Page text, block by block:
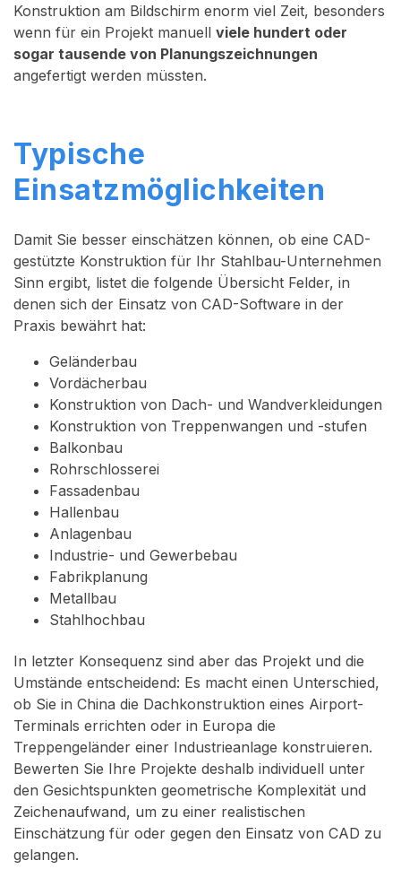
Konstruktion am Bildschirm enorm viel Zeit, besonders
wenn für ein Projekt manuell viele hundert oder
sogar tausende von Planungszeichnungen
angefertigt werden müssten.
Typische
Einsatzmöglichkeiten
Damit Sie besser einschätzen können, ob eine CAD-
gestützte Konstruktion für Ihr Stahlbau-Unternehmen
Sinn ergibt, listet die folgende Übersicht Felder, in
denen sich der Einsatz von CAD-Software in der
Praxis bewährt hat:
Geländerbau
Vordächerbau
Konstruktion von Dach- und Wandverkleidungen
Konstruktion von Treppenwangen und -stufen
Balkonbau
Rohrschlosserei
Fassadenbau
Hallenbau
Anlagenbau
Industrie- und Gewerbebau
Fabrikplanung
Metallbau
Stahlhochbau
In letzter Konsequenz sind aber das Projekt und die
Umstände entscheidend: Es macht einen Unterschied,
ob Sie in China die Dachkonstruktion eines Airport-
Terminals errichten oder in Europa die
Treppengeländer einer Industrieanlage konstruieren.
Bewerten Sie Ihre Projekte deshalb individuell unter
den Gesichtspunkten geometrische Komplexität und
Zeichenaufwand, um zu einer realistischen
Einschätzung für oder gegen den Einsatz von CAD zu
gelangen.